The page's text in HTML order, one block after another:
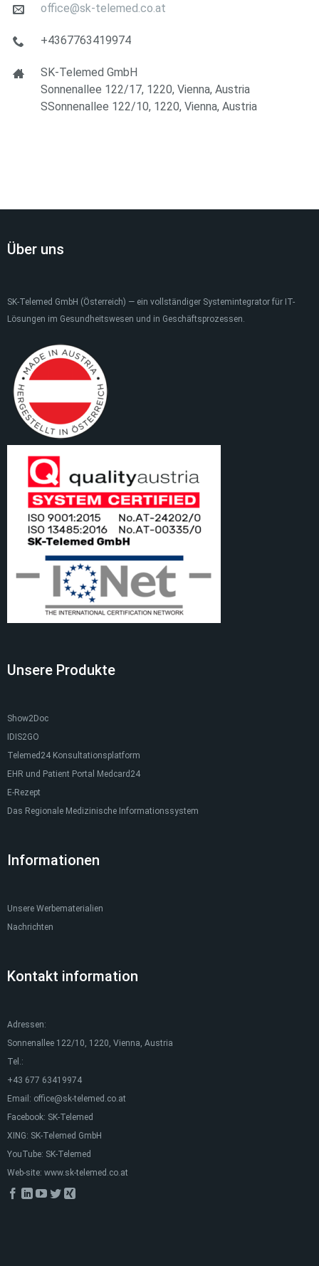
office@sk-telemed.co.at
+4367763419974
SK-Telemed GmbH
Sonnenallee 122/17, 1220, Vienna, Austria
SSonnenallee 122/10, 1220, Vienna, Austria
Über uns
SK-Telemed GmbH (Österreich) — ein vollständiger Systemintegrator für IT-
Lösungen im Gesundheitswesen und in Geschäftsprozessen.
Unsere Produkte
Show2Doc
IDIS2GO
Telemed24 Konsultationsplatform
EHR und Patient Portal Medcard24
E-Rezept
Das Regionale Medizinische Informationssystem
Informationen
Unsere Werbematerialien
Nachrichten
Kontakt information
Adressen:
Sonnenallee 122/10, 1220, Vienna, Austria
Tel.:
+43 677 63419974
Email: office@sk-telemed.co.at
Facebook: SK-Telemed
XING: SK-Telemed GmbH
YouTube: SK-Telemed
Web-site: www.sk-telemed.co.at